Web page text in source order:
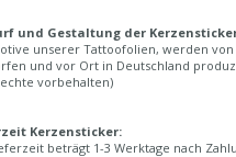
und Gestaltung der
unserer Tattoofolien, werden
und vor Ort in Deutschland
vorbehalten)
Kerzensticker:
beträgt 1-3 Werktage nach